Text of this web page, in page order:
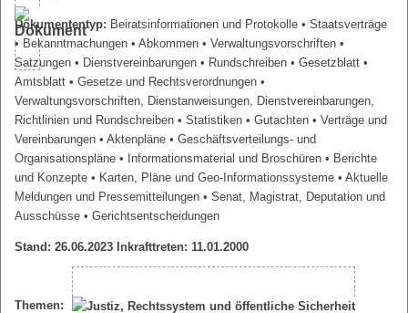
Dokumententyp: Beiratsinformationen und Protokolle • Staatsverträge
• Bekanntmachungen • Abkommen • Verwaltungsvorschriften •
Satzungen • Dienstvereinbarungen • Rundschreiben • Gesetzblatt •
Amtsblatt • Gesetze und Rechtsverordnungen •
Verwaltungsvorschriften, Dienstanweisungen, Dienstvereinbarungen,
Richtlinien und Rundschreiben • Statistiken • Gutachten • Verträge und
Vereinbarungen • Aktenpläne • Geschäftsverteilungs- und
Organisationspläne • Informationsmaterial und Broschüren • Berichte
und Konzepte • Karten, Pläne und Geo-Informationssysteme • Aktuelle
Meldungen und Pressemitteilungen • Senat, Magistrat, Deputation und
Ausschüsse • Gerichtsentscheidungen
Stand: 26.06.2023 Inkrafttreten: 11.01.2000
Themen: